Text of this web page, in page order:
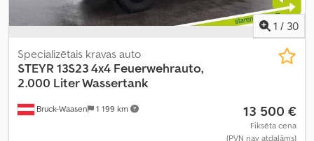
1 / 30
Bruck-Waasen 1 199 km
Specializētais kravas auto
STEYR 13S23 4x4 Feuerwehrauto,
2.000 Liter Wassertank
13 500 €
Fiksēta cena
(PVN nav atdalāms)